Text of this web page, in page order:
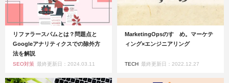
リファラースパムとは？問題点と
Googleアナリティクスでの除外方
法を解説
SEO対策 最終更新日：2024.03.11
MarketingOpsのすゝめ。マーケテ
ィング×エンジニアリング
TECH 最終更新日：2022.12.27